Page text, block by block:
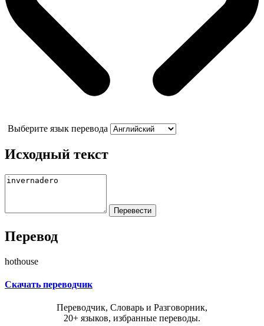
Выберите язык перевода
Исходный текст
Перевод
hothouse
Скачать переводчик
Переводчик, Словарь и Разговорник,
20+ языков, избранные переводы.